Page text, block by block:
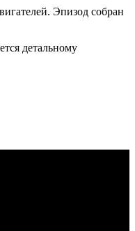
Эпизод собран
детальному